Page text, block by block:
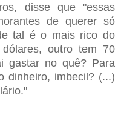
disse que "essas
de querer só
tal é o mais rico do
outro tem 70
gastar no quê? Para
dinheiro, imbecil? (...)